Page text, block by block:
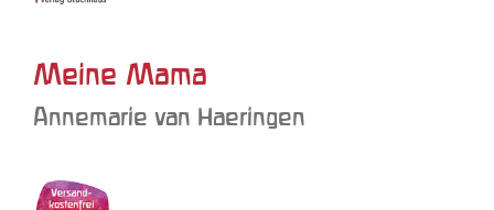
Meine Mama
Annemarie van Haeringen